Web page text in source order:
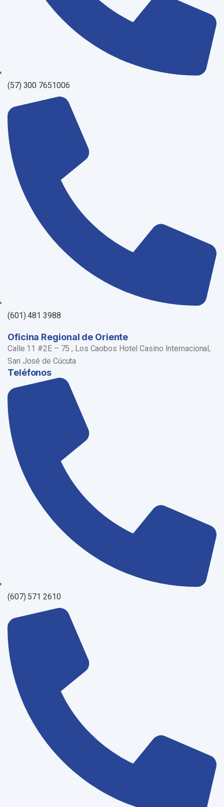
(57) 300 7651006
(601) 481 3988
Oficina Regional de Oriente
Calle 11 #2E – 75 , Los Caobos Hotel Casino Internacional,
San José de Cúcuta
Teléfonos
(607) 571 2610